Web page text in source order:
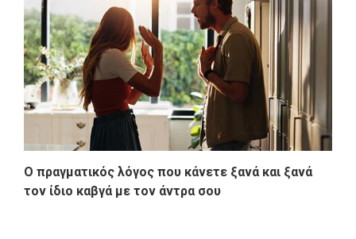
Ο πραγματικός λόγος που κάνετε ξανά και ξανά
τον ίδιο καβγά με τον άντρα σου